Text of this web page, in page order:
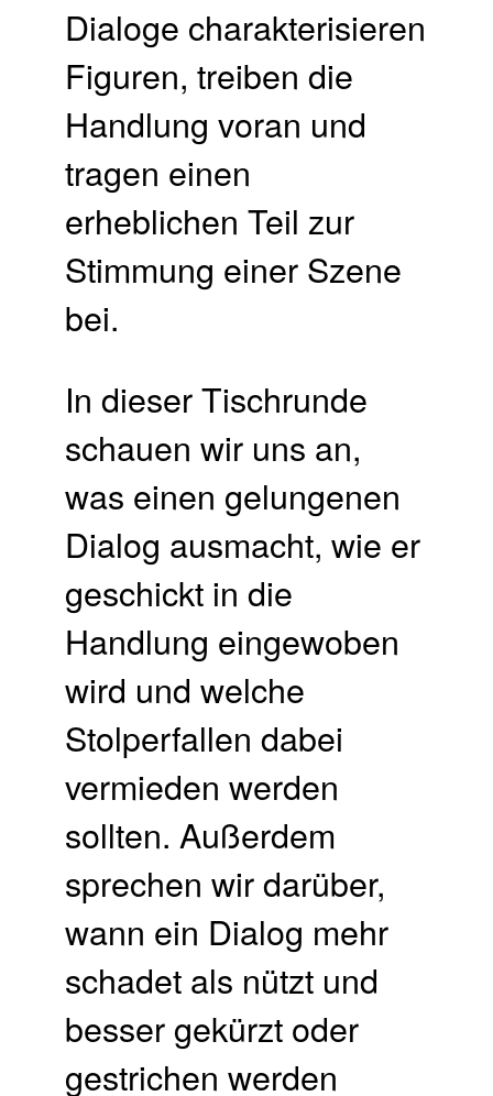
Dialoge charakterisieren
Figuren, treiben die
Handlung voran und
tragen einen
erheblichen Teil zur
Stimmung einer Szene
bei.
In dieser Tischrunde
schauen wir uns an,
was einen gelungenen
Dialog ausmacht, wie er
geschickt in die
Handlung eingewoben
wird und welche
Stolperfallen dabei
vermieden werden
sollten. Außerdem
sprechen wir darüber,
wann ein Dialog mehr
schadet als nützt und
besser gekürzt oder
gestrichen werden